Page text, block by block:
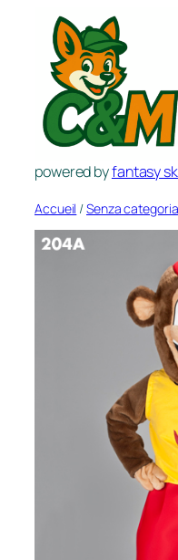
contenu
powered byfantasy
Accueil /Senza categoria